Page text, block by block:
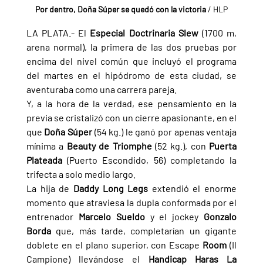
Por dentro, Doña Súper se quedó con la victoria / HLP
LA PLATA.- El Especial Doctrinaria Slew (1700 m,
arena normal), la primera de las dos pruebas por
encima del nivel común que incluyó el programa
del martes en el hipódromo de esta ciudad, se
aventuraba como una carrera pareja.
Y, a la hora de la verdad, ese pensamiento en la
previa se cristalizó con un cierre apasionante, en el
que Doña Súper (54 kg.) le ganó por apenas ventaja
mínima a Beauty de Triomphe (52 kg.), con Puerta
Plateada (Puerto Escondido, 56) completando la
trifecta a solo medio largo.
La hija de Daddy Long Legs extendió el enorme
momento que atraviesa la dupla conformada por el
entrenador Marcelo Sueldo y el jockey Gonzalo
Borda que, más tarde, completarían un gigante
doblete en el plano superior, con Escape Room (Il
Campione) llevándose el Handicap Haras La